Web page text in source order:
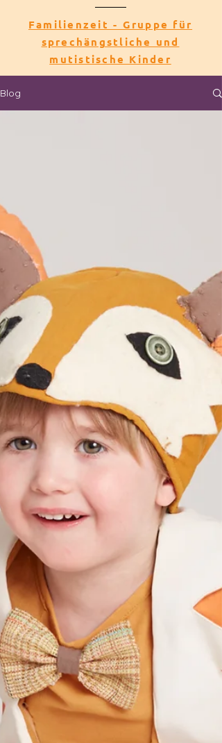
Familienzeit - Gruppe für
sprechängstliche und
mutistische Kinder
Blog